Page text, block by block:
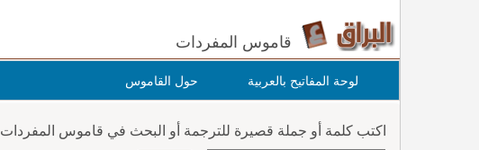
قاموس المفردات
لوحة المفاتيح بالعربية حول القاموس
اكتب كلمة أو جملة قصيرة للترجمة أو البحث في قاموس المفردات